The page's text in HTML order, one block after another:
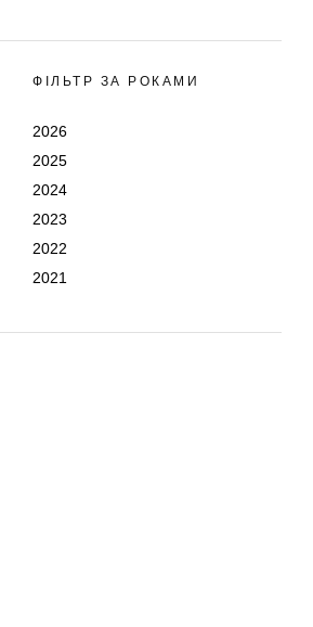
ФІЛЬТР ЗА РОКАМИ
2026
2025
2024
2023
2022
2021